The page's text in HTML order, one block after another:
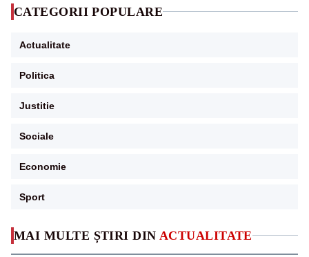
MAI MULTE ȘTIRI DIN ACTUALITATE
CATEGORII POPULARE
Actualitate
Politica
Justitie
Sociale
Economie
Sport